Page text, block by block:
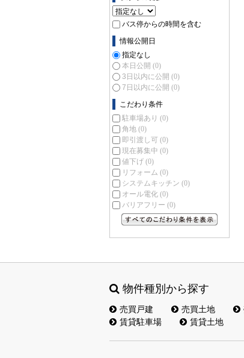
バス停からの時間を含む
情報公開日
指定なし
本日公開 (0)
3日以内に公開 (0)
7日以内に公開 (0)
こだわり条件
駐車場あり (0)
角地 (0)
即引渡し可 (0)
現在募集中 (0)
値下げ (0)
リフォーム (0)
システムキッチン (0)
オール電化 (0)
バリアフリー (0)
物件種別から探す
売買戸建 売買土地
賃貸駐車場
賃貸土地